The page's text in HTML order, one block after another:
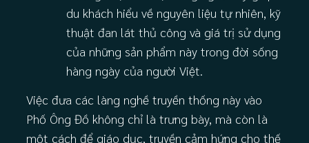
du khách hiểu về nguyên liệu tự nhiên, kỹ
thuật đan lát thủ công và giá trị sử dụng
của những sản phẩm này trong đời sống
hàng ngày của người Việt.
Việc đưa các làng nghề truyền thống này vào
Phố Ông Đồ không chỉ là trưng bày, mà còn là
một cách để giáo dục, truyền cảm hứng cho thế